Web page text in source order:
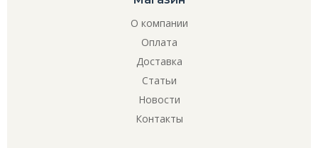
О компании
Оплата
Доставка
Статьи
Новости
Контакты